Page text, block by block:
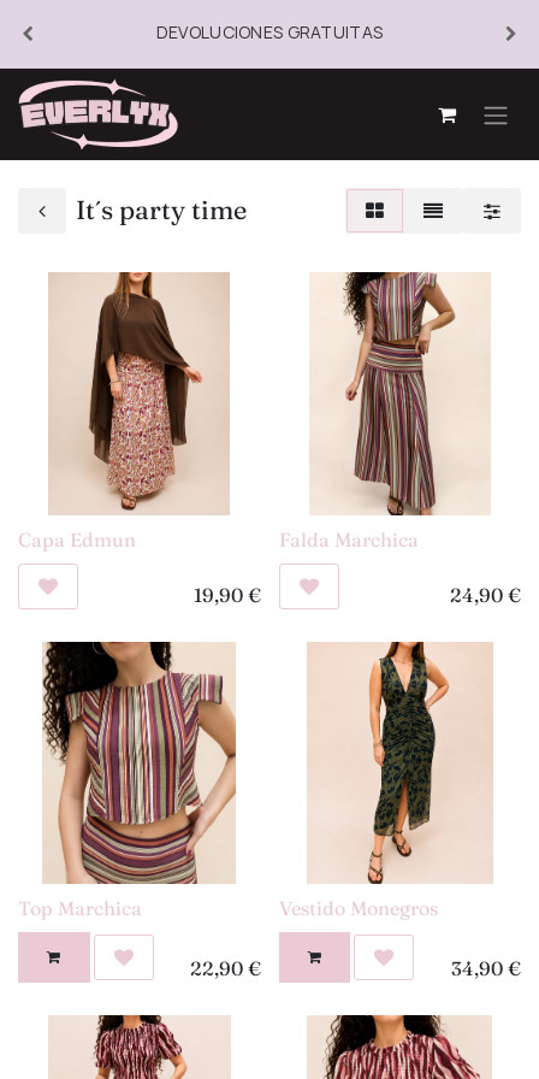
DEVOLUCIONES GRATUITAS
It´s party time
Capa Edmun
19,90€
Falda Marchica
24,90 €
Top Marchica
22,90€
Vestido Monegros
34,90 €